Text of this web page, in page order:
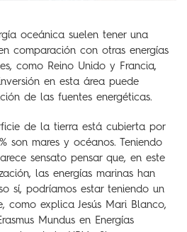
oceánica suelen tener una
comparación con otras energías
como Reino Unido y Francia,
en esta área puede
de las fuentes energéticas.
de la tierra está cubierta por
son mares y océanos. Teniendo
sensato pensar que, en este
las energías marinas han
sí, podríamos estar teniendo un
como explica Jesús Mari Blanco,
Mundus en Energías